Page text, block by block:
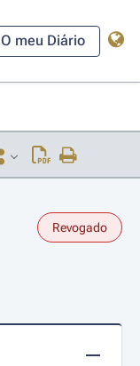
O meu Diário
Revogado